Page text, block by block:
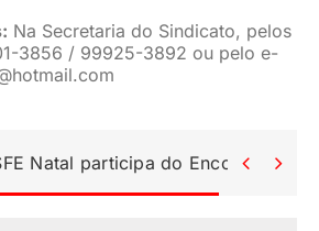
Na Secretaria do Sindicato, pelos
3856 / 99925-3892 ou pelo e-
Natal participa do Encontro
 